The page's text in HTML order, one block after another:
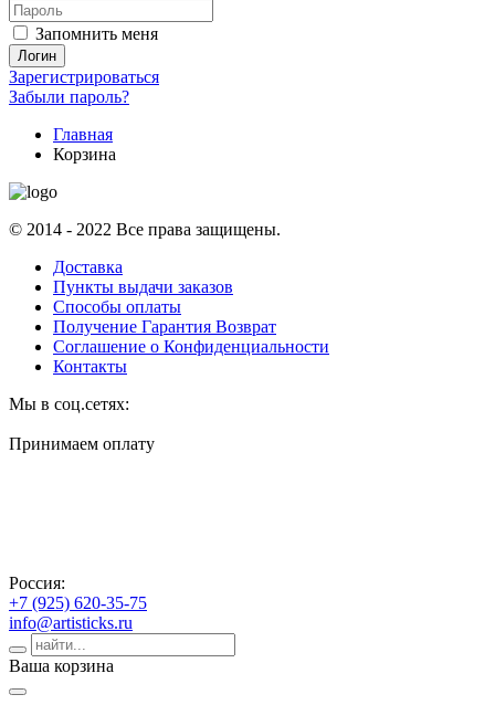
Запомнить меня
Логин
Зарегистрироваться
Забыли пароль?
Главная
Корзина
© 2014 - 2022 Все права защищены.
Доставка
Пункты выдачи заказов
Способы оплаты
Получение Гарантия Возврат
Соглашение о Конфиденциальности
Контакты
Мы в соц.сетях:
Принимаем оплату
Россия:
+7 (925) 620-35-75
info@artisticks.ru
Ваша корзина